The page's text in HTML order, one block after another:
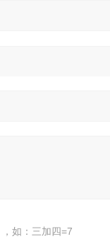
如：三加四=7